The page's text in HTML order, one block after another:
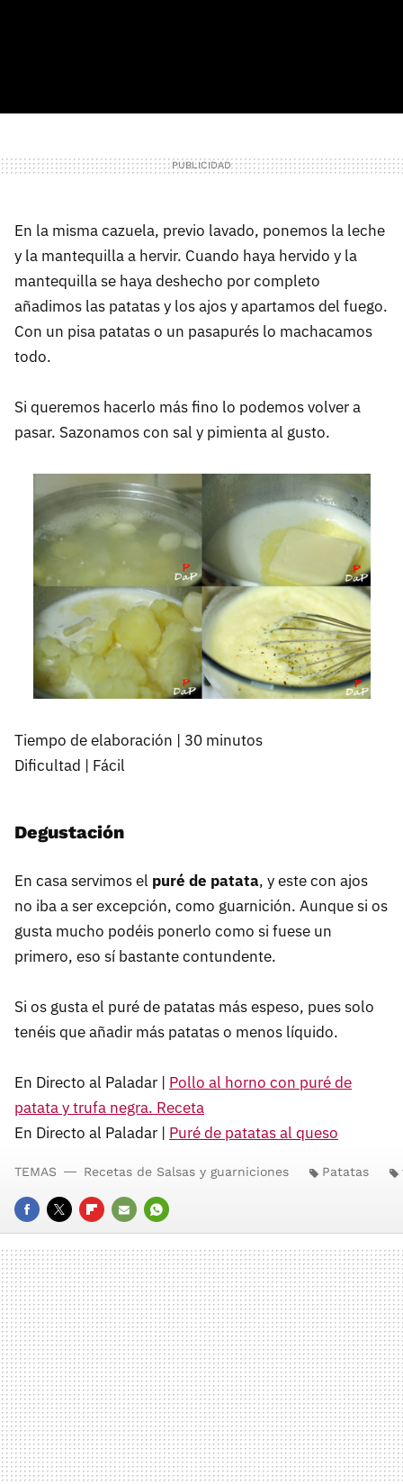
En la misma cazuela, previo lavado, ponemos la leche
y la mantequilla a hervir. Cuando haya hervido y la
mantequilla se haya deshecho por completo
añadimos las patatas y los ajos y apartamos del fuego.
Con un pisa patatas o un pasapurés lo machacamos
todo.
Si queremos hacerlo más fino lo podemos volver a
pasar. Sazonamos con sal y pimienta al gusto.
Tiempo de elaboración | 30 minutos
Dificultad | Fácil
Degustación
En casa servimos el puré de patata, y este con ajos
no iba a ser excepción, como guarnición. Aunque si os
gusta mucho podéis ponerlo como si fuese un
primero, eso sí bastante contundente.
Si os gusta el puré de patatas más espeso, pues solo
tenéis que añadir más patatas o menos líquido.
En Directo al Paladar | Pollo al horno con puré de
patata y trufa negra. Receta
En Directo al Paladar | Puré de patatas al queso
FACEBOOK
TWITTERFLIPBOARD
E-
MAIL
WHATSAPP
TEMAS Recetas de Salsas y guarniciones Patatas